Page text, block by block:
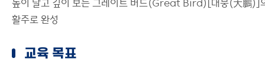
공지사항
높이 날고 깊이 보는 그레이트 버드(Great Bird)[대붕(大鵬)]
활주로 완성
교육 목표